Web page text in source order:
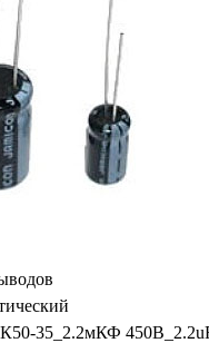
К50-35_2.2мКФ